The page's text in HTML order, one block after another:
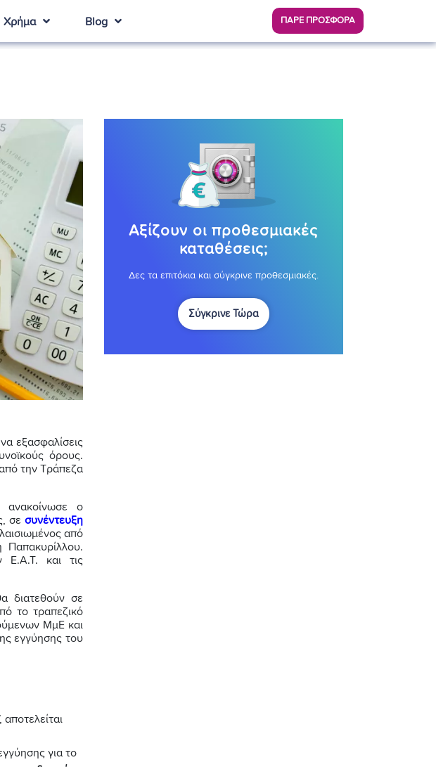
Χρήμα Blog ΠΑΡΕ ΠΡΟΣΦΟΡΑ
εξασφαλίσεις
όρους.
την Τράπεζα
ανακοίνωσε ο
σε συνέντευξη
από
Ε.Α.Τ. και τις
διατεθούν σε
το τραπεζικό
ΜμΕ και
εγγύησης του
για το
Αξίζουν οι προθεσμιακές
καταθέσεις;
Δες τα επιτόκια και σύγκρινε προθεσμιακές.
Σύγκρινε Τώρα